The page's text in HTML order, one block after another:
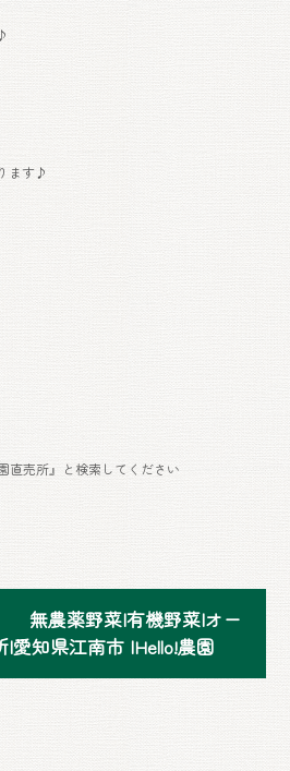
ます♪
直売所』と検索してください
無農薬野菜|有機野菜|オー
愛知県江南市 |Hello!農園